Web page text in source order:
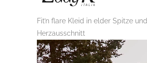
Fit’n flare Kleid in elder Spitze und
Herzausschnitt
Video-
Player